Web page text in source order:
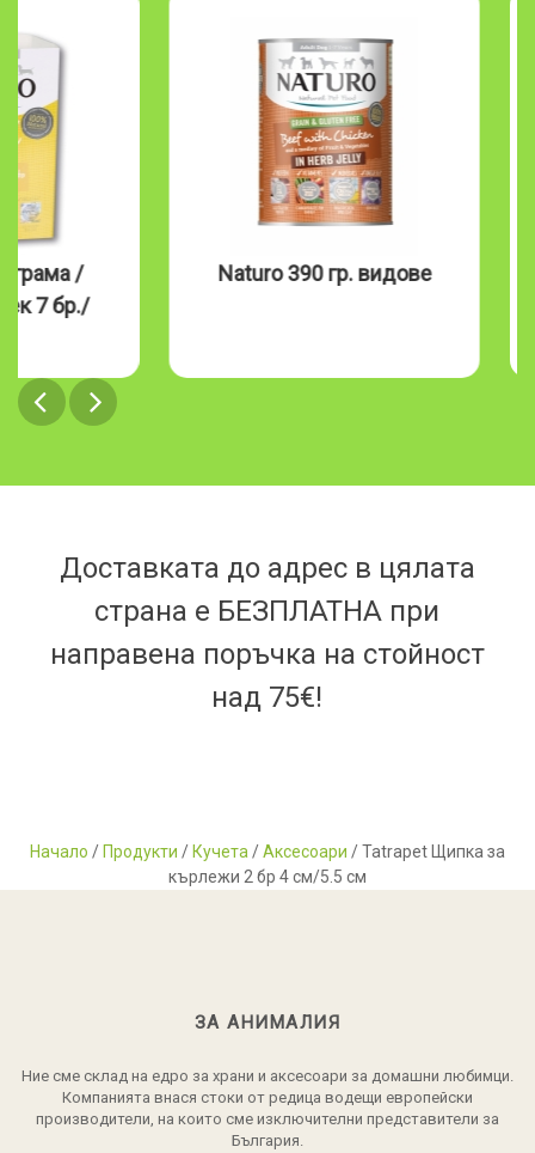
Naturo 390 гр. видове
Доставката до адрес в цялата
страна е БЕЗПЛАТНА при
направена поръчка на стойност
над 75€!
Начало / Продукти / Кучета /Аксесоари / Tatrapet Щипка за
кърлежи 2 бр 4 см/5.5 см
ЗА АНИМАЛИЯ
Ние сме склад на едро за храни и аксесоари за домашни любимци.
Компанията внася стоки от редица водещи европейски
производители, на които сме изключителни представители за
България.